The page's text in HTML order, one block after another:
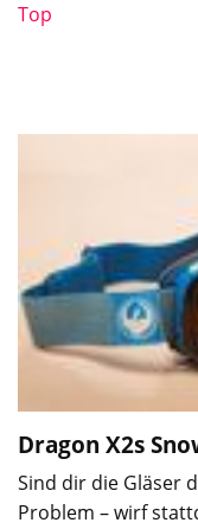
Top
Dragon X2s
Sind dir die Gläser
Problem – wirf